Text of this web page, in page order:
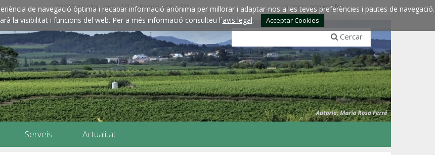
de navegació òptima i recabar informació anònima per millorar i adaptar-nos a les teves preferències i pautes de navegació.
la visibilitat i funcions del web. Per a més informació consulteu l´avis legal. Acceptar Cookies
ZOOM: Amplieu amb CTRL+ / Reduïu amb CTRL- Idiomes:esp engfra
Cercar
Serveis Actualitat